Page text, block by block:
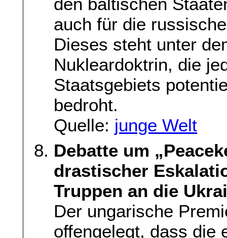
auch für die
Dieses steht unter
Nukleardoktrin, die
Staatsgebiets
bedroht.
Quelle: junge Welt
Debatte um
drastischer
Truppen an die
Der ungarische
offengelegt, dass die